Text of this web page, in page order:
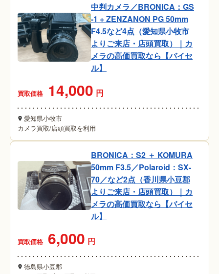
中判カメラ／BRONICA：GS
-1 + ZENZANON PG 50mm
F4.5など4点（愛知県小牧市
よりご来店・店頭買取）｜カ
メラの高価買取なら【バイセ
ル】
買取価格 14,000 円
愛知県小牧市
カメラ買取/店頭買取を利用
BRONICA：S2 ＋ KOMURA
50mm F3.5／Polaroid：SX-
70／など2点（香川県小豆郡
よりご来店・店頭買取）｜カ
メラの高価買取なら【バイセ
ル】
買取価格 6,000 円
徳島県小豆郡